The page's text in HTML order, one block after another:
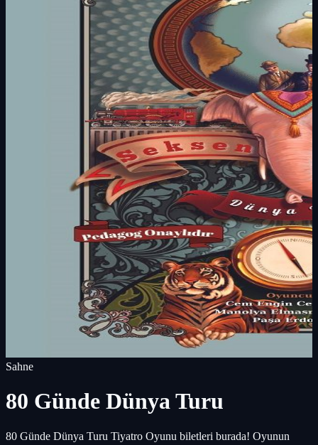
Sahne
80 Günde Dünya Turu
80 Günde Dünya Turu Tiyatro Oyunu biletleri burada! Oyunun